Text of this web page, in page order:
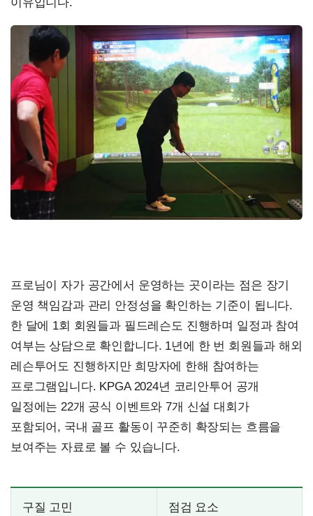
프로님이 자가 공간에서 운영하는 곳이라는 점은 장기
운영 책임감과 관리 안정성을 확인하는 기준이 됩니다.
한 달에 1회 회원들과 필드레슨도 진행하며 일정과 참여
여부는 상담으로 확인합니다. 1년에 한 번 회원들과 해외
레슨투어도 진행하지만 희망자에 한해 참여하는
프로그램입니다. KPGA 2024년 코리안투어 공개
일정에는 22개 공식 이벤트와 7개 신설 대회가
포함되어, 국내 골프 활동이 꾸준히 확장되는 흐름을
보여주는 자료로 볼 수 있습니다.
구질 고민 점검 요소